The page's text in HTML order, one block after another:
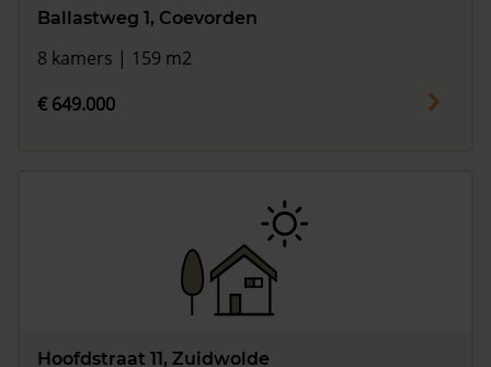
Ballastweg 1, Coevorden
8 kamers | 159 m2
€ 649.000
Hoofdstraat 11, Zuidwolde